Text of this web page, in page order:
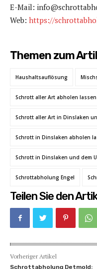
E-Mail:
Web: https://
Themen zum
Haushaltsauflösung
Schrott aller Art abholen lassen
Schrott aller Art in Dinslaken
Schrott in Dinslaken abholen
Schrott in Dinslaken und dem
Schrottabholung Engel
Teilen Sie den
Vorheriger Artikel
Schrottabholung Detmold: